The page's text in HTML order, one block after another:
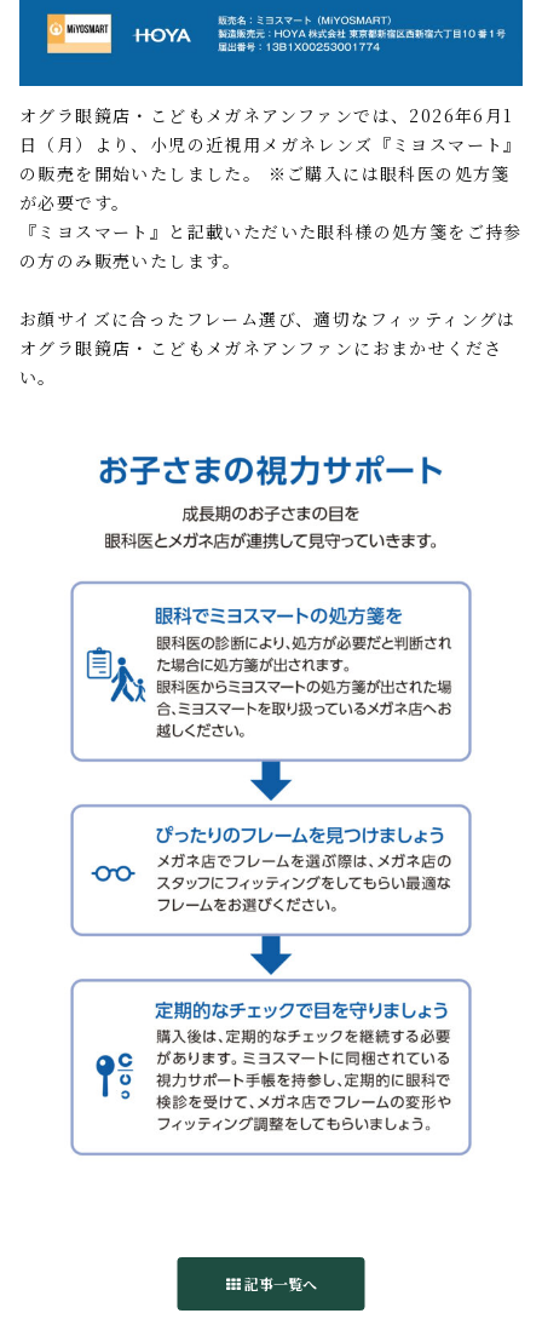
オグラ眼鏡店・こどもメガネアンファンでは、2026年6月1
日（月）より、小児の近視用メガネレンズ『ミヨスマート』
の販売を開始いたしました。 ※ご購入には眼科医の処方箋
が必要です。
『ミヨスマート』と記載いただいた眼科様の処方箋をご持参
の方のみ販売いたします。
お顔サイズに合ったフレーム選び、適切なフィッティングは
オグラ眼鏡店・こどもメガネアンファンにおまかせくださ
い。
記事一覧へ